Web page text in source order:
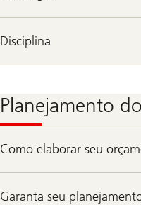
Disciplina
Planejamento
Como elaborar seu
Garanta seu